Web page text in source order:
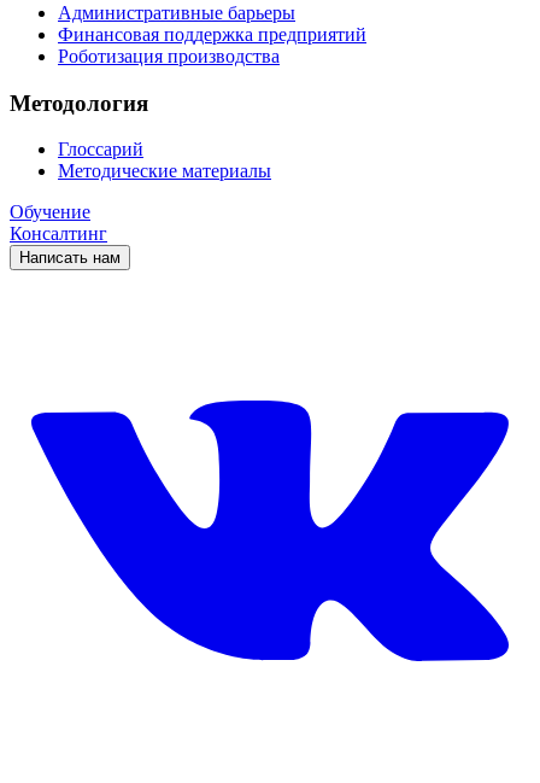
Административные барьеры
Финансовая поддержка предприятий
Роботизация производства
Методология
Глоссарий
Методические материалы
Обучение
Консалтинг
Написать нам